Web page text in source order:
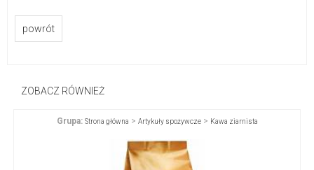
powrót
ZOBACZ RÓWNIEŻ
Grupa: Strona główna > Artykuły spożywcze> Kawa ziarnista